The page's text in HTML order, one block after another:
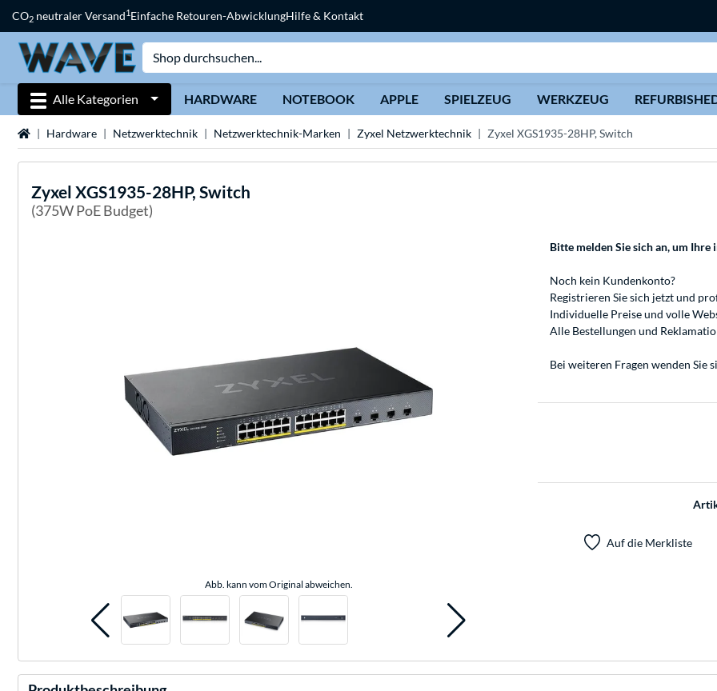
CO2 neutraler Versand1Einfache Retouren-AbwicklungHilfe & Kontakt
Alle Kategorien HARDWARE NOTEBOOK APPLE SPIELZEUG WERKZEUG
StartseiteHardware Netzwerktechnik Netzwerktechnik-Marken Zyxel Netzwerktechnik Zyxel XGS1935-28HP, Switch
Zyxel XGS1935-28HP, Switch
(375W PoE Budget)
Abb. kann vom Original abweichen.
Bitte melden Sie sich an, um Ihre
Noch kein Kundenkonto?
Registrieren Sie sich jetzt und
Individuelle Preise und volle
Alle Bestellungen und
Bei weiteren Fragen wenden Sie
Auf die Merkliste